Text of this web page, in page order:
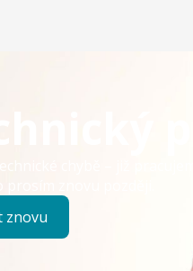
chybě – již
znovu později.
znovu